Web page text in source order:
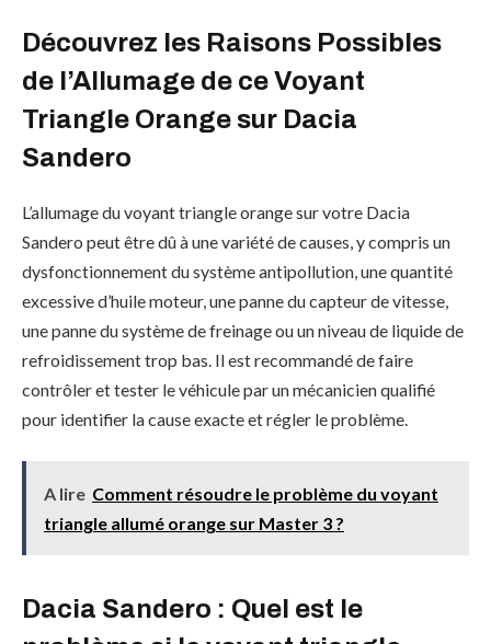
Découvrez les Raisons Possibles
de l’Allumage de ce Voyant
Triangle Orange sur Dacia
Sandero
L’allumage du voyant triangle orange sur votre Dacia
Sandero peut être dû à une variété de causes, y compris un
dysfonctionnement du système antipollution, une quantité
excessive d’huile moteur, une panne du capteur de vitesse,
une panne du système de freinage ou un niveau de liquide de
refroidissement trop bas. Il est recommandé de faire
contrôler et tester le véhicule par un mécanicien qualifié
pour identifier la cause exacte et régler le problème.
A lire Comment résoudre le problème du voyant
triangle allumé orange sur Master 3 ?
Dacia Sandero : Quel est le